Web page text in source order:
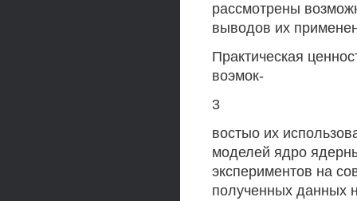
рассмотрены
выводов их
Практическая
воэмок-
3
востыо их
моделей ядро
экспериментов на
полученных данных